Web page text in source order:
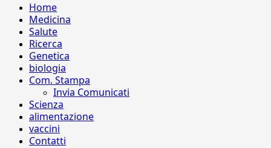
Home
Medicina
Salute
Ricerca
Genetica
biologia
Com. Stampa
Invia Comunicati
Scienza
alimentazione
vaccini
Contatti